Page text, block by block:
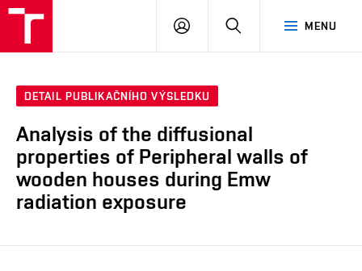
MENU
PŘIHLÁSIT
DETAIL PUBLIKAČNÍHO VÝSLEDKU
Analysis of the diffusional
properties of Peripheral walls of
wooden houses during Emw
radiation exposure